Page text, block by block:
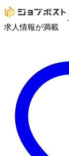
求人情報が満載